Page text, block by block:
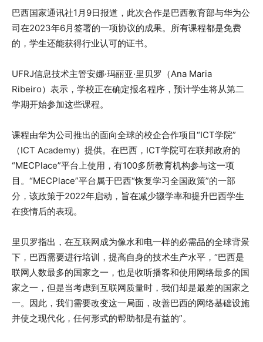
巴西国家通讯社1月9日报道，此次合作是巴西教育部与华为公
司在2023年6月签署的一项协议的成果。所有课程都是免费
的，学生还能获得行业认可的证书。
UFRJ信息技术主管安娜·玛丽亚·里贝罗（Ana Maria
Ribeiro）表示，学校正在确定报名程序，预计学生将从第二
学期开始参加这些课程。
课程由华为公司推出的面向全球的校企合作项目“ICT学院”
（ICT Academy）提供。在巴西，ICT学院可在联邦政府的
“MECPlace”平台上使用，有100多所教育机构参与这一项
目。“MECPlace”平台属于巴西“恢复学习全国政策”的一部
分，该政策于2022年启动，旨在减少辍学率和提升巴西学生
在疫情后的表现。
里贝罗指出，在互联网成为像水和电一样的必需品的全球背景
下，巴西需要进行培训，提高自身的技术生产水平，“巴西是
联网人数最多的国家之一，也是收听播客和使用网络最多的国
家之一，但是当考虑到互联网质量时，我们却是最差的国家之
一。因此，我们需要改变这一局面，改善巴西的网络基础设施
并使之现代化，任何形式的帮助都是有益的”。